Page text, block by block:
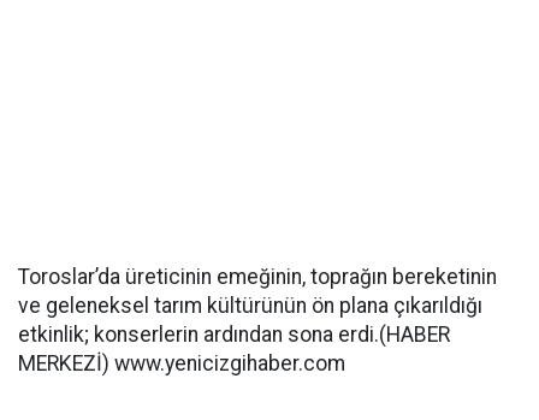
Toroslar’da üreticinin emeğinin, toprağın bereketinin
ve geleneksel tarım kültürünün ön plana çıkarıldığı
etkinlik; konserlerin ardından sona erdi.(HABER
MERKEZİ) www.yenicizgihaber.com